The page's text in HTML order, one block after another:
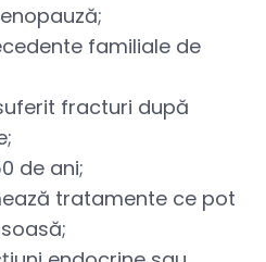
familiale de
fracturi după
de ani;
tratamente ce pot